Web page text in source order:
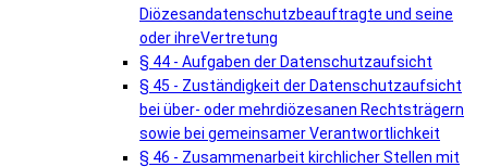
Diözesandatenschutzbeauftragte und seine
oder ihreVertretung
§ 44 - Aufgaben der Datenschutzaufsicht
§ 45 - Zuständigkeit der Datenschutzaufsicht
bei über- oder mehrdiözesanen Rechtsträgern
sowie bei gemeinsamer Verantwortlichkeit
§ 46 - Zusammenarbeit kirchlicher Stellen mit